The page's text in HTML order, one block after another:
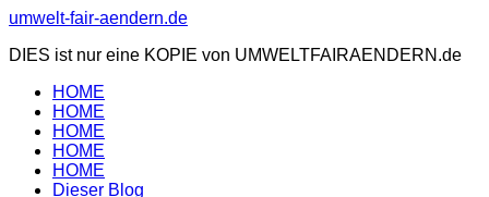
Zum
springen
umwelt-fair-aendern.de
DIES ist nur eine KOPIE von UMWELTFAIRAENDERN.de
HOME
HOME
HOME
HOME
HOME
Dieser Blog